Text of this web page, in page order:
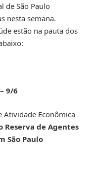
de São Paulo
nesta semana.
estão na pauta dos
9/6
Atividade Econômica
Reserva de Agentes
São Paulo